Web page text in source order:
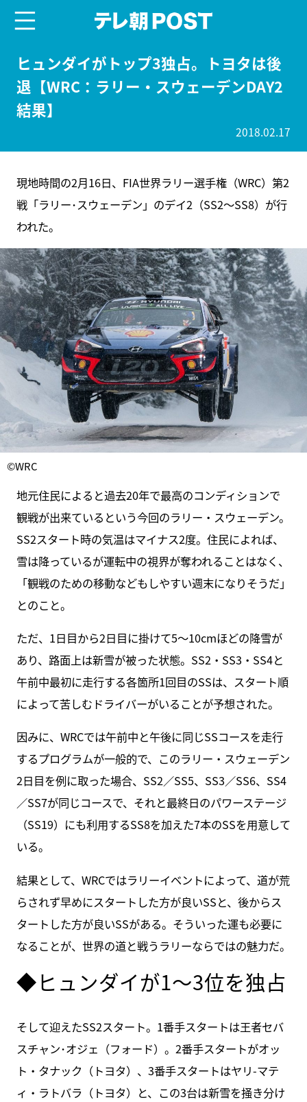
ヒュンダイがトップ3独占。トヨタは後
退【WRC：ラリー・スウェーデンDAY2
結果】
2018.02.17
現地時間の2月16日、FIA世界ラリー選手権（WRC）第2
戦「ラリー･スウェーデン」のデイ2（SS2～SS8）が行
われた。
©WRC
地元住民によると過去20年で最高のコンディションで
観戦が出来ているという今回のラリー・スウェーデン。
SS2スタート時の気温はマイナス2度。住民によれば、
雪は降っているが運転中の視界が奪われることはなく、
「観戦のための移動などもしやすい週末になりそうだ」
とのこと。
ただ、1日目から2日目に掛けて5～10cmほどの降雪が
あり、路面上は新雪が被った状態。SS2・SS3・SS4と
午前中最初に走行する各箇所1回目のSSは、スタート順
によって苦しむドライバーがいることが予想された。
因みに、WRCでは午前中と午後に同じSSコースを走行
するプログラムが一般的で、このラリー・スウェーデン
2日目を例に取った場合、SS2／SS5、SS3／SS6、SS4
／SS7が同じコースで、それと最終日のパワーステージ
（SS19）にも利用するSS8を加えた7本のSSを用意して
いる。
結果として、WRCではラリーイベントによって、道が荒
らされず早めにスタートした方が良いSSと、後からス
タートした方が良いSSがある。そういった運も必要に
なることが、世界の道と戦うラリーならではの魅力だ。
◆ヒュンダイが1～3位を独占
そして迎えたSS2スタート。1番手スタートは王者セバ
スチャン･オジェ（フォード）。2番手スタートがオッ
ト・タナック（トヨタ）、3番手スタートはヤリ-マテ
ィ・ラトバラ（トヨタ）と、この3台は新雪を掻き分け